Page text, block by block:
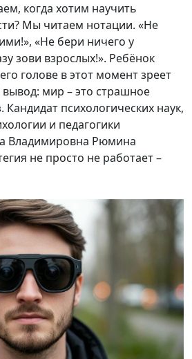
когда хотим научить
Мы читаем нотации. «Не
«Не бери ничего у
зови взрослых!». Ребёнок
голове в этот момент зреет
мир – это страшное
Кандидат психологических наук,
и педагогики
Владимировна Рюмина
не просто не работает –